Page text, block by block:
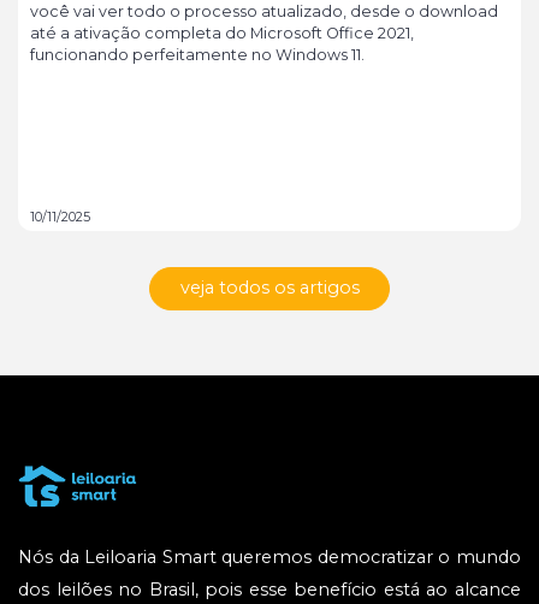
você vai ver todo o processo atualizado, desde o download
até a ativação completa do Microsoft Office 2021,
funcionando perfeitamente no Windows 11.
10/11/2025
veja todos os artigos
Nós da Leiloaria Smart queremos democratizar o mundo
dos leilões no Brasil, pois esse benefício está ao alcance